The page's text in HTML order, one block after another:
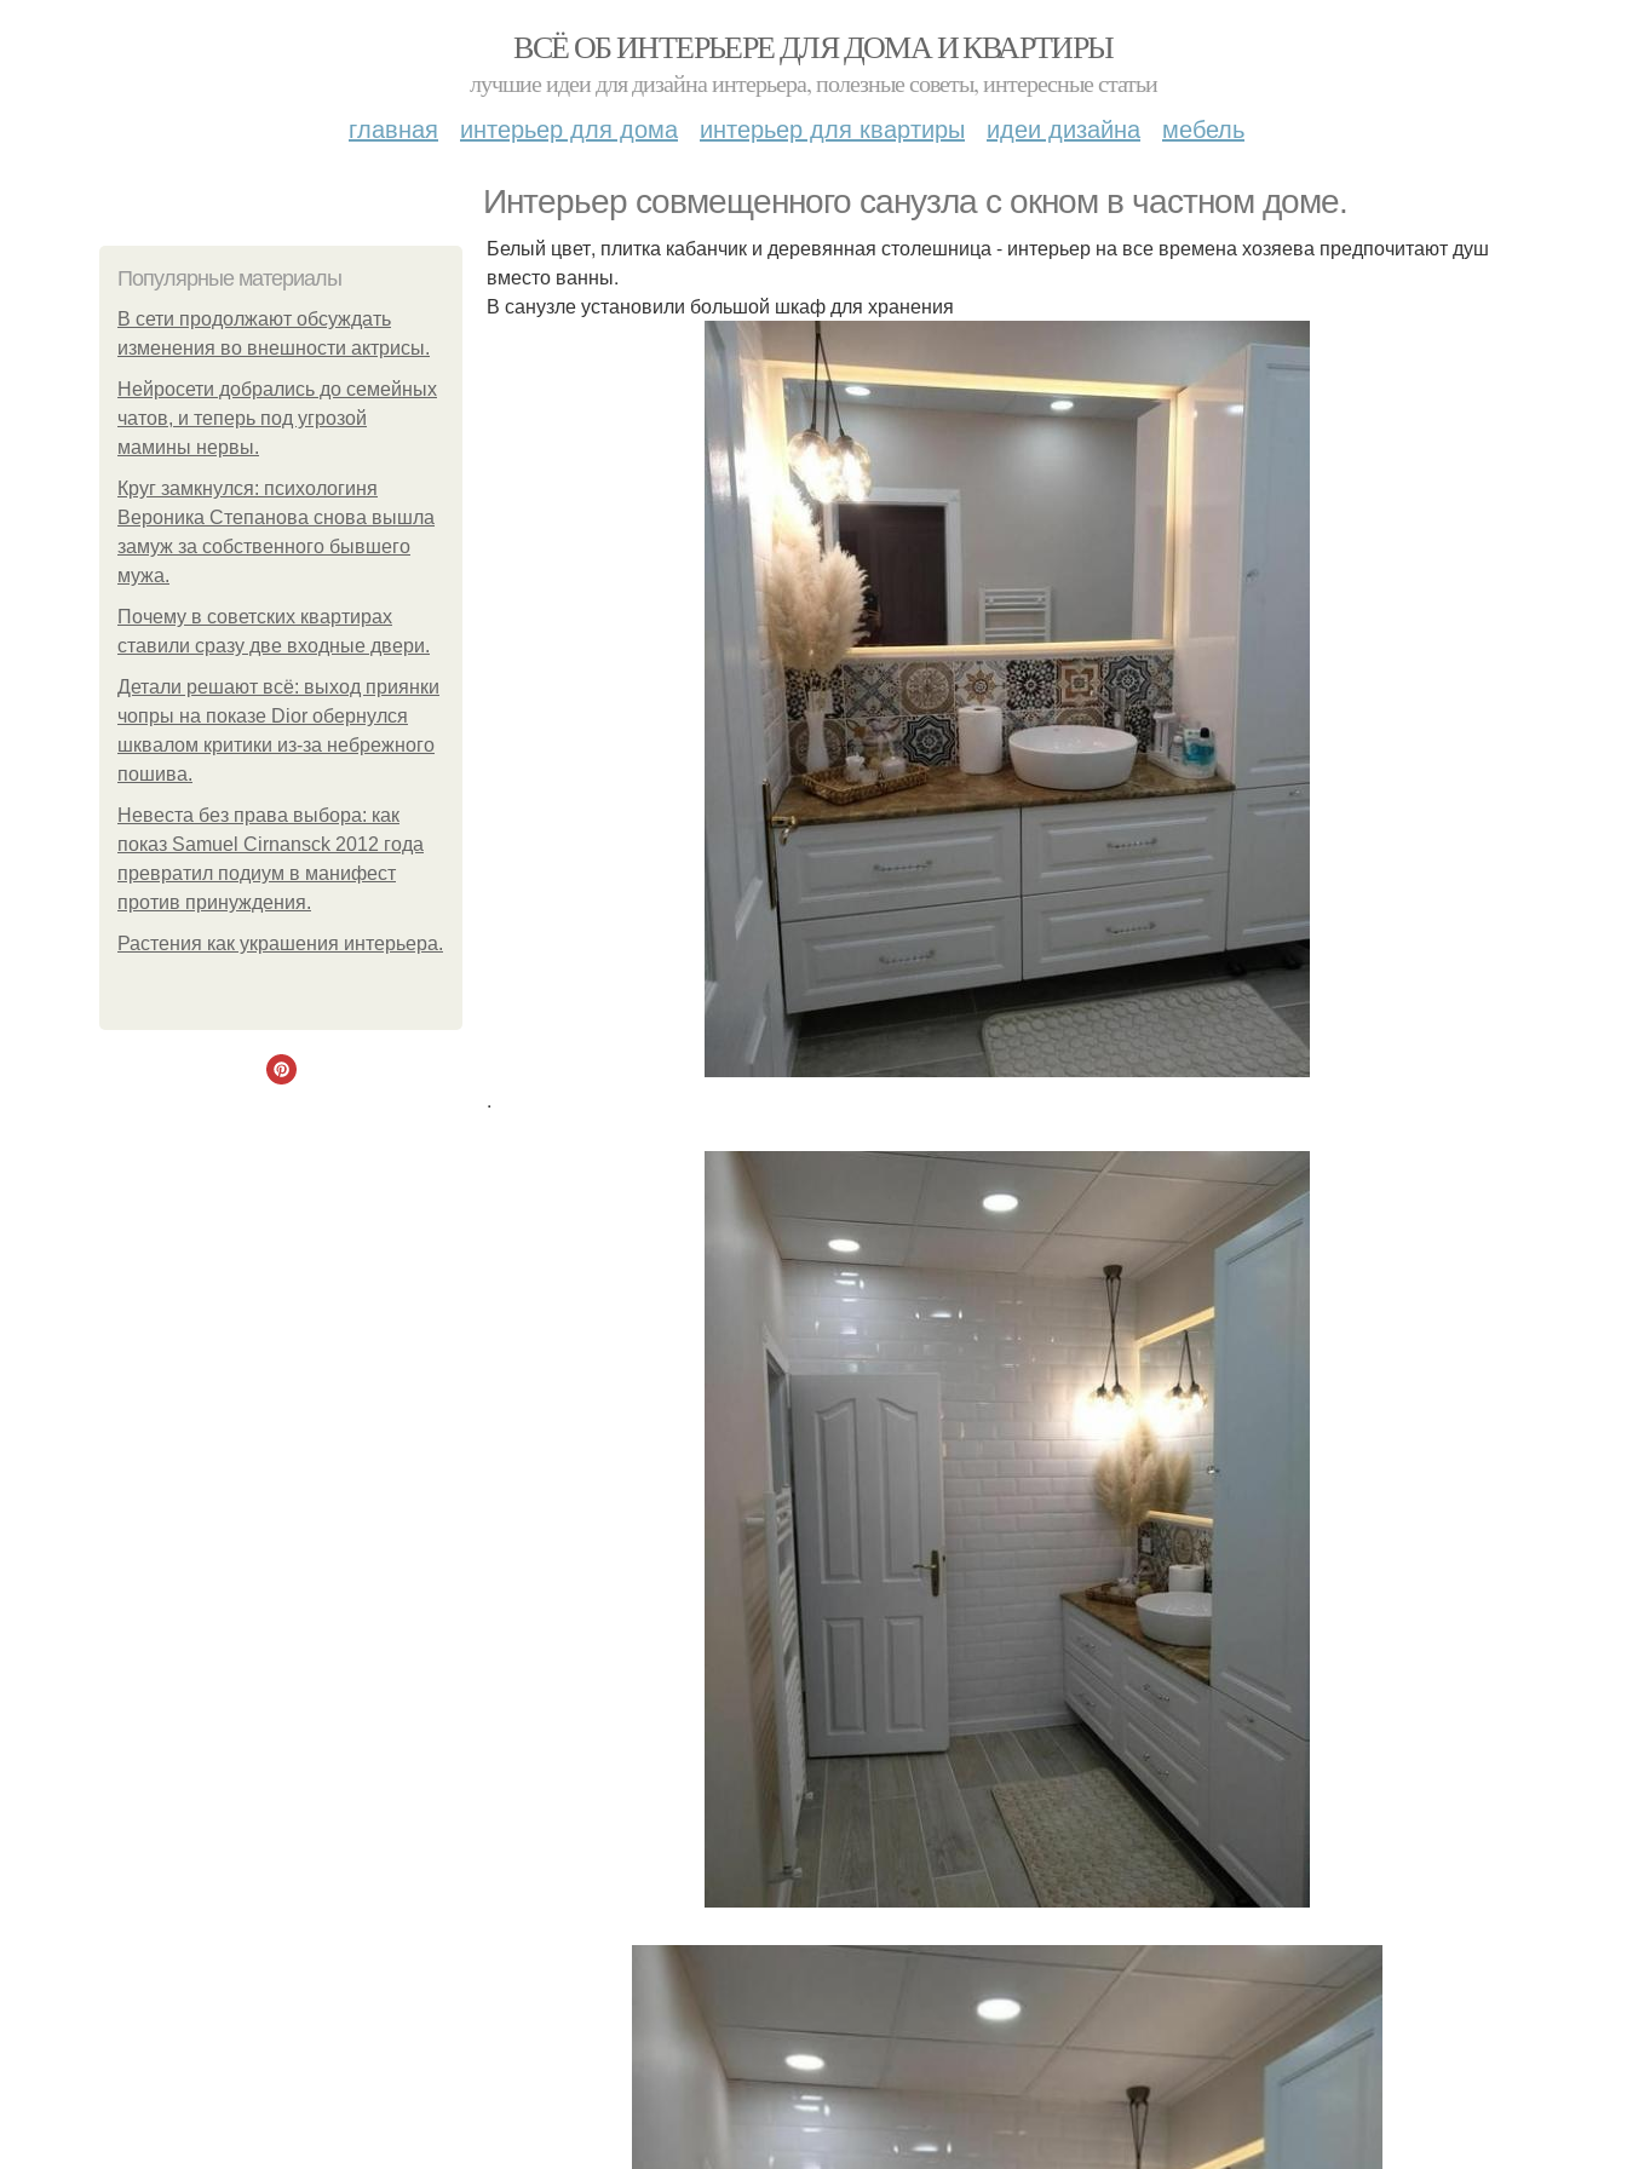
ВСЁ ОБ ИНТЕРЬЕРЕ ДЛЯ ДОМА И КВАРТИРЫ
лучшие идеи для дизайна интерьера, полезные советы, интересные статьи
главная интерьер для дома интерьер для квартиры идеи дизайна мебель
Интерьер совмещенного санузла с окном в частном доме.
Популярные материалы
В сети продолжают обсуждать
изменения во внешности актрисы.
Нейросети добрались до семейных
чатов, и теперь под угрозой
мамины нервы.
Круг замкнулся: психологиня
Вероника Степанова снова вышла
замуж за собственного бывшего
мужа.
Почему в советских квартирах
ставили сразу две входные двери.
Детали решают всё: выход приянки
чопры на показе Dior обернулся
шквалом критики из-за небрежного
пошива.
Невеста без права выбора: как
показ Samuel Cirnansck 2012 года
превратил подиум в манифест
против принуждения.
Растения как украшения интерьера.
Белый цвет, плитка кабанчик и деревянная столешница - интерьер на все времена хозяева предпочитают душ
вместо ванны.
В санузле установили большой шкаф для хранения
.